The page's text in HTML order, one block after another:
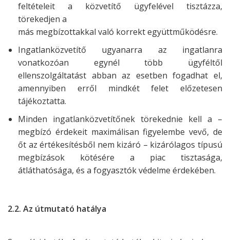
feltételeit a közvetítő ügyfelével tisztázza,
törekedjen a
más megbízottakkal való korrekt együttműködésre.
Ingatlanközvetítő ugyanarra az ingatlanra
vonatkozóan egynél több ügyféltől
ellenszolgáltatást abban az esetben fogadhat el,
amennyiben erről mindkét felet előzetesen
tájékoztatta.
Minden ingatlanközvetítőnek törekednie kell a –
megbízó érdekeit maximálisan figyelembe vevő, de
őt az értékesítésből nem kizáró – kizárólagos típusú
megbízások kötésére a piac tisztasága,
átláthatósága, és a fogyasztók védelme érdekében.
2.2. Az útmutató hatálya